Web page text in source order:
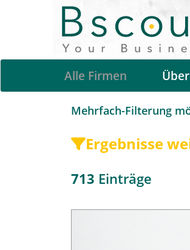
Alle Firmen
Mehrfach-Filterung
Ergebnisse
713 Einträge